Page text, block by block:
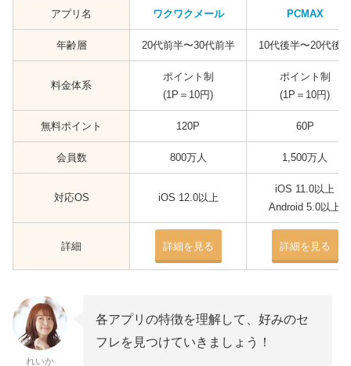
アプリ名 ワクワクメール PCMAX
年齢層 20代前半〜30代前半 10代後半〜20代後半
料金体系
ポイント制
(1P＝10円)
ポイント制
(1P＝10円)
無料ポイント 120P 60P
会員数 800万人 1,500万人
対応OS iOS 12.0以上
iOS 11.0以上
Android 5.0以上
詳細 詳細を見る 詳細を見る
れいか
各アプリの特徴を理解して、好みのセ
フレを見つけていきましょう！